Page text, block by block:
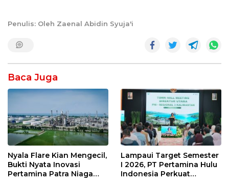
Penulis: Oleh Zaenal Abidin Syuja'i
Baca Juga
Nyala Flare Kian Mengecil,
Bukti Nyata Inovasi
Pertamina Patra Niaga
Lampaui Target Semester
I 2026, PT Pertamina Hulu
Indonesia Perkuat